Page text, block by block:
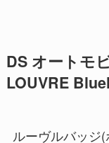
DS オートモ
LOUVRE
ルーヴルバッジ